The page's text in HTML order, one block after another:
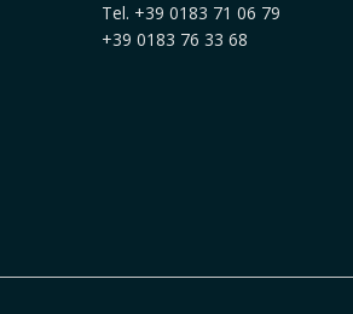
Tel. +39 0183 71 06 79
+39 0183 76 33 68